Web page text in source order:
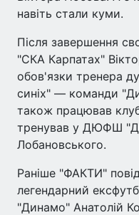
навіть стали куми.
Після завершення
"СКА Карпатах"
обов'язки тренера
синіх" — команди
також працював
тренував у ДЮФШ
Лобановського.
Раніше "ФАКТИ"
легендарний
"Динамо" Анатолій